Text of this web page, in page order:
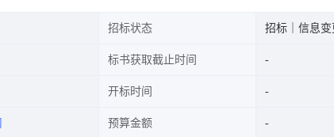
招标状态 招标｜信息变
标书获取截止时间
开标时间
预算金额